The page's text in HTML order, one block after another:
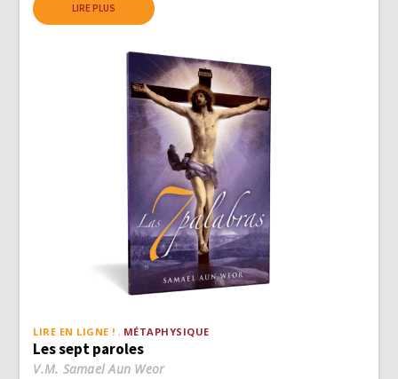
LIRE PLUS
LIRE EN LIGNE ! MÉTAPHYSIQUE
Les sept paroles
V.M. Samael Aun Weor